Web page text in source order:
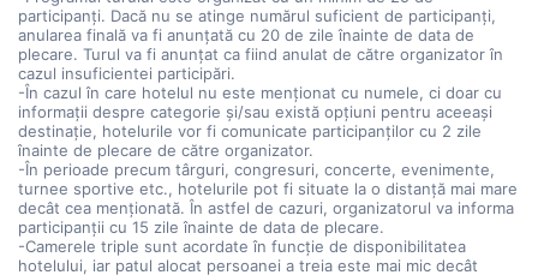
participanți. Dacă nu se atinge numărul suficient de participanți,
anularea finală va fi anunțată cu 20 de zile înainte de data de
plecare. Turul va fi anunțat ca fiind anulat de către organizator în
cazul insuficientei participări.
-În cazul în care hotelul nu este menționat cu numele, ci doar cu
informații despre categorie și/sau există opțiuni pentru aceeași
destinație, hotelurile vor fi comunicate participanților cu 2 zile
înainte de plecare de către organizator.
-În perioade precum târguri, congresuri, concerte, evenimente,
turnee sportive etc., hotelurile pot fi situate la o distanță mai mare
decât cea menționată. În astfel de cazuri, organizatorul va informa
participanții cu 15 zile înainte de data de plecare.
-Camerele triple sunt acordate în funcție de disponibilitatea
hotelului, iar patul alocat persoanei a treia este mai mic decât